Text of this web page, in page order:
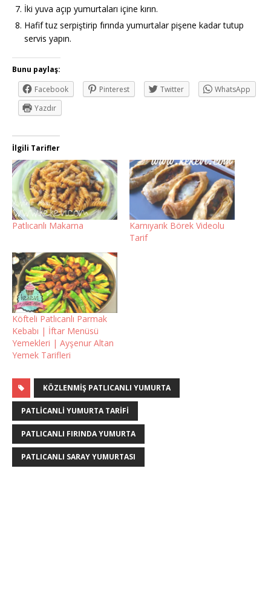
İki yuva açıp yumurtaları içine kırın.
Hafif tuz serpiştirip fırında yumurtalar pişene kadar tutup
servis yapın.
Bunu paylaş:
Facebook
Pinterest Twitter
WhatsApp
Yazdır
İlgili Tarifler
Patlıcanlı Makarna
Karnıyarık Börek Videolu
Tarif
Köfteli Patlıcanlı Parmak
Kebabı | İftar Menüsü
Yemekleri | Ayşenur Altan
Yemek Tarifleri
KÖZLENMIŞ PATLICANLI YUMURTA
PATLICANLI YUMURTA TARIFI
PATLICANLI FIRINDA YUMURTA
PATLICANLI SARAY YUMURTASI